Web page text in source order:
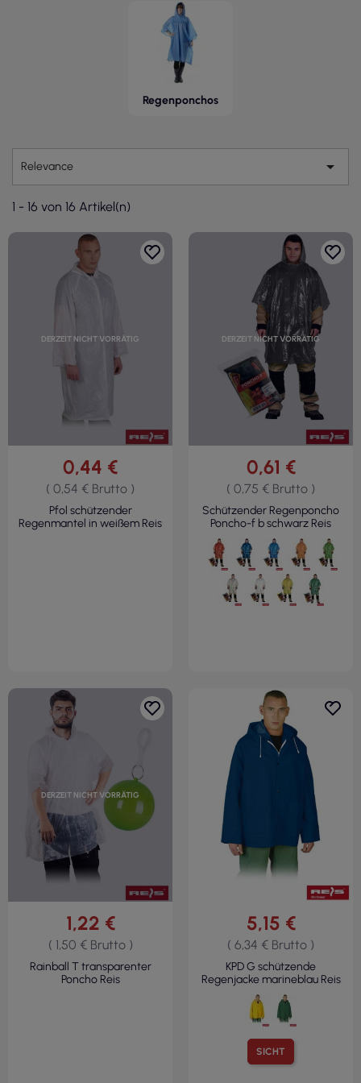
Regenponchos
Relevance 
1 - 16 von 16 Artikel(n)
DERZEIT NICHT VORRÄTIG
0,44 €
( 0,54 € Brutto )
Pfol schützender
Regenmantel in weißem Reis
DERZEIT NICHT VORRÄTIG
0,61 €
( 0,75 € Brutto )
Schützender Regenponcho
Poncho-f b schwarz Reis
DERZEIT NICHT VORRÄTIG
1,22 €
( 1,50 € Brutto )
Rainball T transparenter
Poncho Reis
SICHT
5,15 €
( 6,34 € Brutto )
KPD G schützende
Regenjacke marineblau Reis